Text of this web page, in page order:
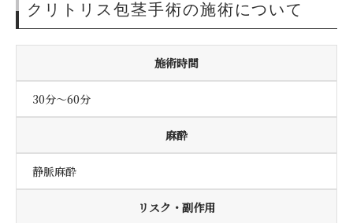
クリトリス包茎手術の施術について
施術時間
30分〜60分
麻酔
静脈麻酔
リスク・副作用